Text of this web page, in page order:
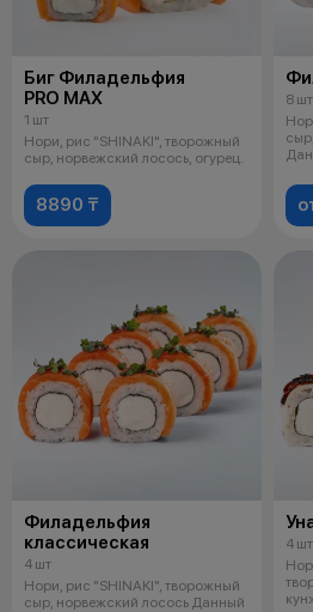
Биг Филадельфия
PRO MAX
1 шт
Нори, рис "SHINAKI", творожный
сыр, норвежский лосось, огурец.
8890 ₸
8 шт
Филадельфия
классическая
4 шт
Нори, рис "SHINAKI", творожный
сыр, норвежский лосось Данный
4 шт